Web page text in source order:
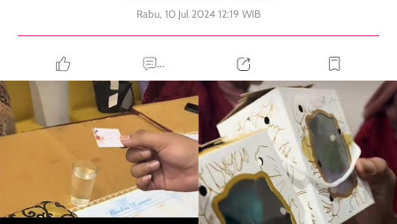
Rabu, 10 Jul 2024 12:19 WIB
...